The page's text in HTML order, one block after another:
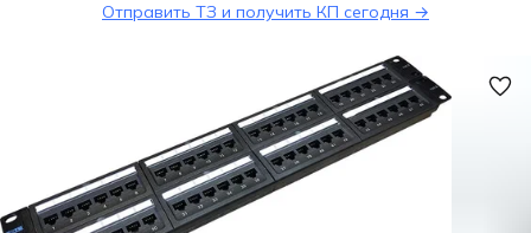
Отправить ТЗ и получить КП сегодня →